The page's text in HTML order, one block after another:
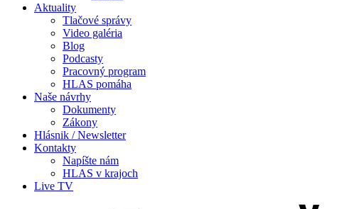
Aktuality
Tlačové správy
Video galéria
Blog
Podcasty
Pracovný program
HLAS pomáha
Naše návrhy
Dokumenty
Zákony
Hlásnik / Newsletter
Kontakty
Napíšte nám
HLAS v krajoch
Live TV